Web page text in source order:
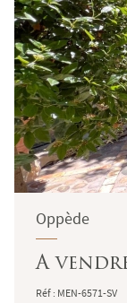
Oppède
A
Réf : MEN-6571-SV